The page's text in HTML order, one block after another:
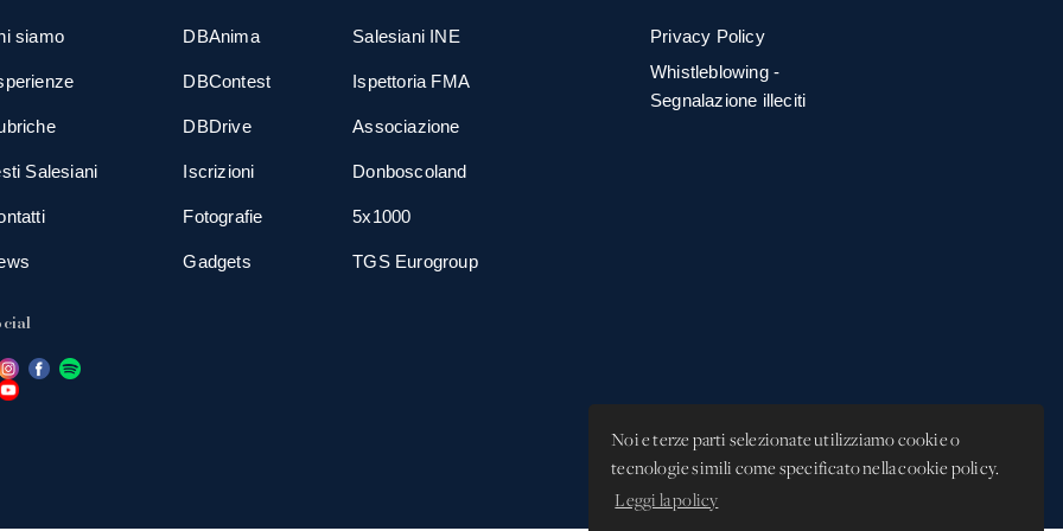
Noi e terze parti selezionate utilizziamo cookie o
tecnologie simili come specificato nella cookie policy.
Leggi la policy
siamo
Salesiani
DBAnima
DBContest
DBDrive
Iscrizioni
Fotografie
Gadgets
Salesiani INE
Ispettoria FMA
Associazione
Donboscoland
5x1000
TGS Eurogroup
Privacy Policy
Whistleblowing -
Segnalazione illeciti